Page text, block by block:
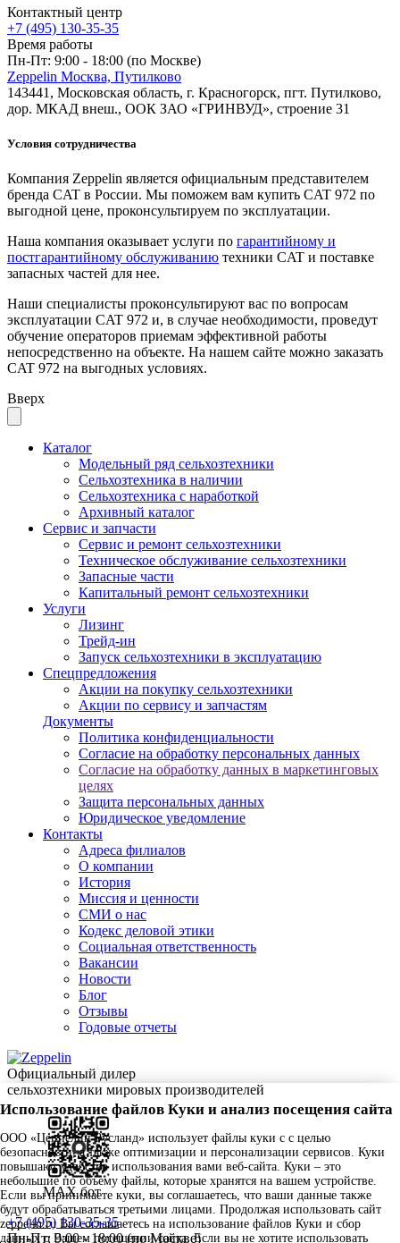
Контактный центр
+7 (495) 130-35-35
Время работы
Пн-Пт: 9:00 - 18:00 (по Москве)
Zeppelin Москва, Путилково
143441, Московская область, г. Красногорск, пгт. Путилково,
дор. МКАД внеш., ООК ЗАО «ГРИНВУД», строение 31
Условия сотрудничества
Компания Zeppelin является официальным представителем
бренда CAT в России. Мы поможем вам купить CAT 972 по
выгодной цене, проконсультируем по эксплуатации.
Наша компания оказывает услуги по гарантийному и
постгарантийному обслуживанию техники CAT и поставке
запасных частей для нее.
Наши специалисты проконсультируют вас по вопросам
эксплуатации CAT 972 и, в случае необходимости, проведут
обучение операторов приемам эффективной работы
непосредственно на объекте. На нашем сайте можно заказать
CAT 972 на выгодных условиях.
Вверх
Каталог
Модельный ряд сельхозтехники
Сельхозтехника в наличии
Сельхозтехника с наработкой
Архивный каталог
Сервис и запчасти
Сервис и ремонт сельхозтехники
Техническое обслуживание сельхозтехники
Запасные части
Капитальный ремонт сельхозтехники
Услуги
Лизинг
Трейд-ин
Запуск сельхозтехники в эксплуатацию
Спецпредложения
Акции на покупку сельхозтехники
Акции по сервису и запчастям
Документы
Политика конфиденциальности
Согласие на обработку персональных данных
Согласие на обработку данных в маркетинговых
целях
Защита персональных данных
Юридическое уведомление
Контакты
Адреса филиалов
О компании
История
Миссия и ценности
СМИ о нас
Кодекс деловой этики
Социальная ответственность
Вакансии
Новости
Блог
Отзывы
Годовые отчеты
Официальный дилер
сельхозтехники мировых производителей
MAX бот
+7 (495) 130-35-35
Пн-Пт: 9:00 - 18:00 (по Москве)
Использование файлов Куки и анализ посещения сайта
ООО «Цеппелин Русланд» использует файлы куки c с целью
безопасности, а также оптимизации и персонализации сервисов. Куки
повышают удобство использования вами веб-сайта. Куки – это
небольшие по объему файлы, которые хранятся на вашем устройстве.
Если вы принимаете куки, вы соглашаетесь, что ваши данные также
будут обрабатываться третьими лицами. Продолжая использовать сайт
zeppelin.ru Вы соглашаетесь на использование файлов Куки и сбор
данных о Вашем посещении сайта. Если вы не хотите использовать